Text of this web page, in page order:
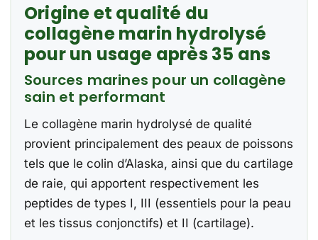
Origine et qualité du
collagène marin hydrolysé
pour un usage après 35 ans
Sources marines pour un collagène
sain et performant
Le collagène marin hydrolysé de qualité
provient principalement des peaux de poissons
tels que le colin d’Alaska, ainsi que du cartilage
de raie, qui apportent respectivement les
peptides de types I, III (essentiels pour la peau
et les tissus conjonctifs) et II (cartilage).